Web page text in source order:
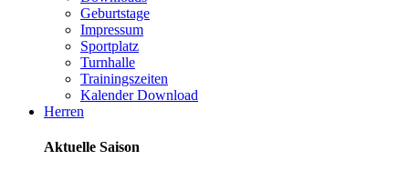
Geburtstage
Impressum
Sportplatz
Turnhalle
Trainingszeiten
Kalender Download
Herren
Aktuelle Saison